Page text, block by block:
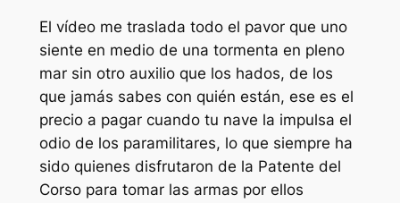
El vídeo me traslada todo el pavor que uno
siente en medio de una tormenta en pleno
mar sin otro auxilio que los hados, de los
que jamás sabes con quién están, ese es el
precio a pagar cuando tu nave la impulsa el
odio de los paramilitares, lo que siempre ha
sido quienes disfrutaron de la Patente del
Corso para tomar las armas por ellos